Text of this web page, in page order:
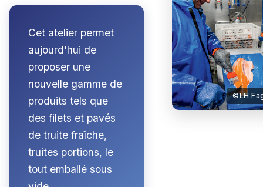
Cet atelier permet
aujourd'hui de
proposer une
nouvelle gamme de
produits tels que
des filets et pavés
de truite fraîche,
truites portions, le
tout emballé sous